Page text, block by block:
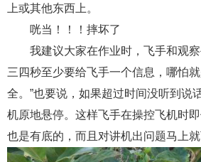
上或其他东西上。
咣当！！！摔坏了
我建议大家在作业时，飞手和观察
三四秒至少要给飞手一个信息，哪怕
全。”也要说，如果超过时间没听到说
机原地悬停。这样飞手在操控飞机时
也是有底的，而且对讲机出问题马上就